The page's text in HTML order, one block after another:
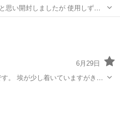
思い開封しましたが 使用しずに
せん。 保管期間が長い
6月29日